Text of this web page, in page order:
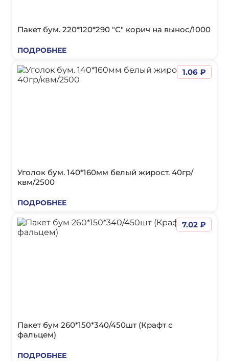
Пакет бум. 220*120*290 "С" корич на вынос/1000
ПОДРОБНЕЕ
Уголок бум. 140*160мм белый жирост. 40гр/
квм/2500
ПОДРОБНЕЕ
1.06 ₽
Пакет бум 260*150*340/450шт (Крафт с
фальцем)
ПОДРОБНЕЕ
7.02 ₽